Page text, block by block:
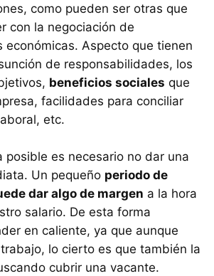
como pueden ser otras que
con la negociación de
económicas. Aspecto que tienen
de responsabilidades, los
beneficios sociales que
facilidades para conciliar
etc.
posible es necesario no dar una
Un pequeño periodo de
dar algo de margen a la hora
salario. De esta forma
en caliente, ya que aunque
lo cierto es que también la
cubrir una vacante.